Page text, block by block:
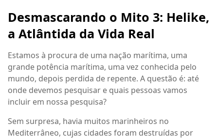
Desmascarando o Mito 3: Helike,
a Atlântida da Vida Real
Estamos à procura de uma nação marítima, uma
grande potência marítima, uma vez conhecida pelo
mundo, depois perdida de repente. A questão é: até
onde devemos pesquisar e quais pessoas vamos
incluir em nossa pesquisa?
Sem surpresa, havia muitos marinheiros no
Mediterrâneo, cujas cidades foram destruídas por